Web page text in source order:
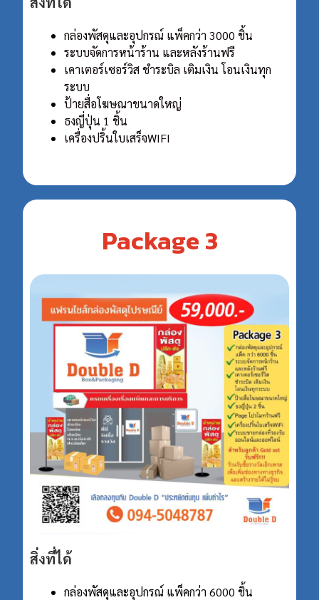
กล่องพัสดุและอุปกรณ์ แพ็คกว่า 3000 ชิ้น
ระบบจัดการหน้าร้าน และหลังร้านฟรี
เคาเตอร์เซอร์วิส ชําระบิล เติมเงิน โอนเงินทุก
ระบบ
ป้ายสื่อโฆษณาขนาดใหญ่
ธงญี่ปุ่น 1 ชิ้น
เครื่องปริ้นใบเสร็จWIFI
Package 3
สิ่งที่ได้
กล่องพัสดุและอุปกรณ์ แพ็คกว่า 6000 ชิ้น